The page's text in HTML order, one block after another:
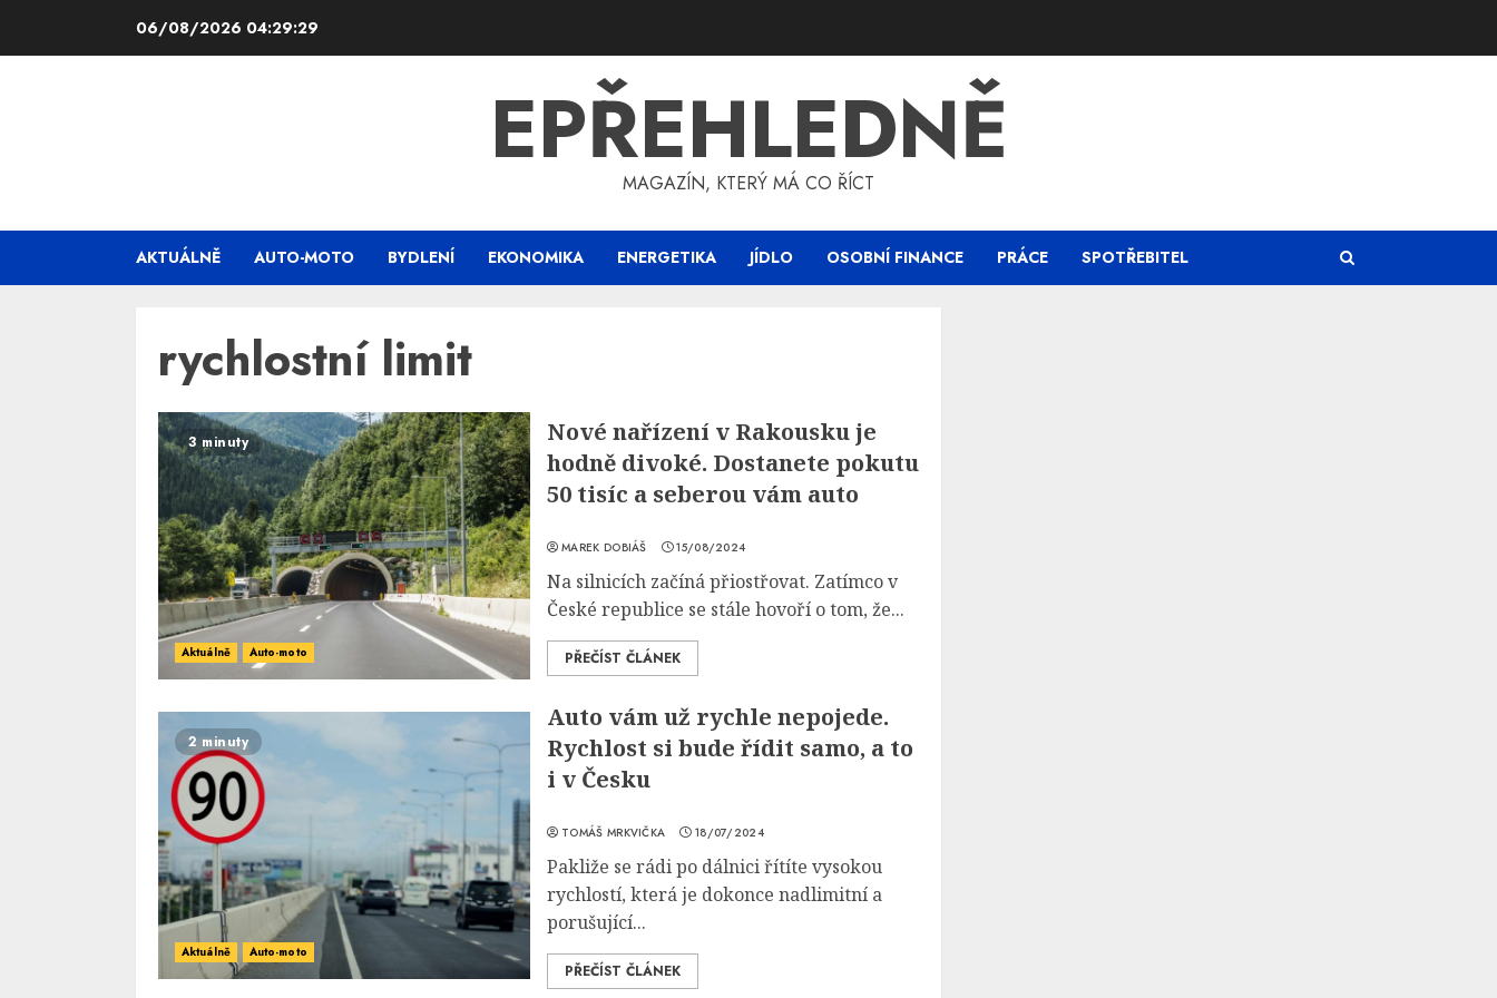
06/08/2026 04:29:29
EPŘEHLEDNĚ
MAGAZÍN, KTERÝ MÁ CO ŘÍCT
AKTUÁLNĚ AUTO-MOTO BYDLENÍ EKONOMIKA ENERGETIKA JÍDLO OSOBNÍ FINANCE PRÁCE SPOTŘEBITEL
rychlostní limit
3 minuty
Aktuálně Auto-moto
Nové nařízení v Rakousku je
hodně divoké. Dostanete pokutu
50 tisíc a seberou vám auto
MAREK DOBIÁŠ 15/08/2024
Na silnicích začíná přiostřovat. Zatímco v
České republice se stále hovoří o tom, že...
PŘEČÍST ČLÁNEK
2 minuty
Aktuálně Auto-moto
Auto vám už rychle nepojede.
Rychlost si bude řídit samo, a to
i v Česku
TOMÁŠ MRKVIČKA 18/07/2024
Pakliže se rádi po dálnici řítíte vysokou
rychlostí, která je dokonce nadlimitní a
porušující...
PŘEČÍST ČLÁNEK